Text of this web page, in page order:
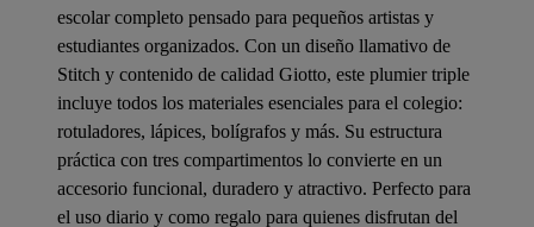
escolar completo pensado para pequeños artistas y
estudiantes organizados. Con un diseño llamativo de
Stitch y contenido de calidad Giotto, este plumier triple
incluye todos los materiales esenciales para el colegio:
rotuladores, lápices, bolígrafos y más. Su estructura
práctica con tres compartimentos lo convierte en un
accesorio funcional, duradero y atractivo. Perfecto para
el uso diario y como regalo para quienes disfrutan del